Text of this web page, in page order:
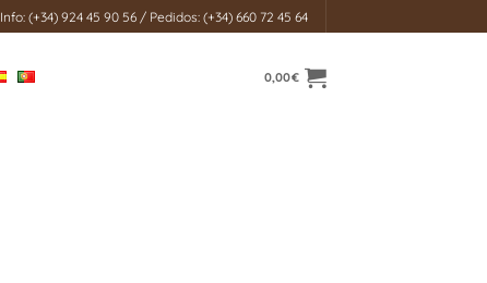
Info: (+34) 924 45 90 56 / Pedidos: (+34) 660 72 45 64
0,00€